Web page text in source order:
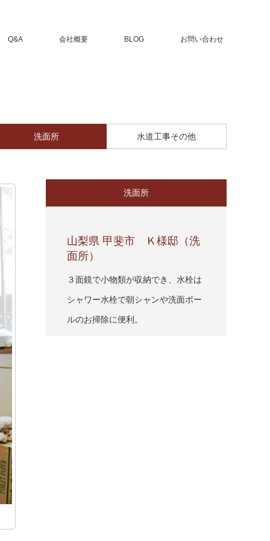
Q&A 会社概要 BLOG お問い合わせ
洗面所 水道工事その他
洗面所
山梨県 甲斐市 Ｋ様邸（洗
面所）
３面鏡で小物類が収納でき、水栓は
シャワー水栓で朝シャンや洗面ボー
ルのお掃除に便利。